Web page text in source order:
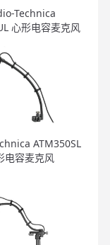
Technica
心形电容麦克风
ATM350SL
电容麦克风